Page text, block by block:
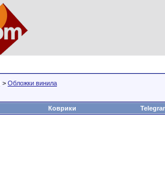
> Обложки винила
Коврики